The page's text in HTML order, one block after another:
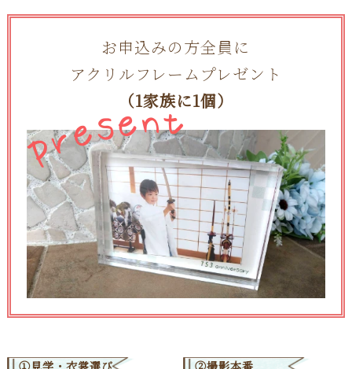
お申込みの方全員に
アクリルフレームプレゼント
（1家族に1個）
①見学・衣裳選び ②撮影本番